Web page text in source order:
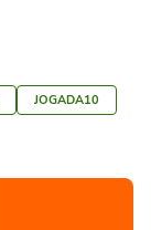
JOGADA10